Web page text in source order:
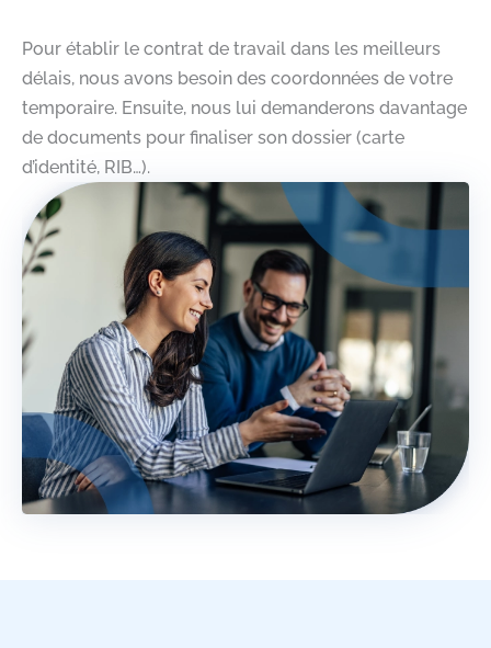
Pour établir le contrat de travail dans les meilleurs
délais, nous avons besoin des coordonnées de votre
temporaire. Ensuite, nous lui demanderons davantage
de documents pour finaliser son dossier (carte
d’identité, RIB…).